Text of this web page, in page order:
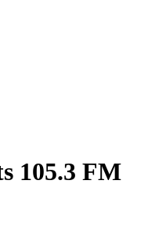
105.3 FM